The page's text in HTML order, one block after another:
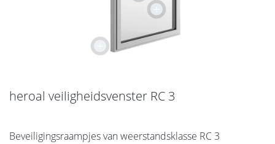
+
+
heroal veiligheidsvenster RC 3
Beveiligingsraampjes van weerstandsklasse RC 3